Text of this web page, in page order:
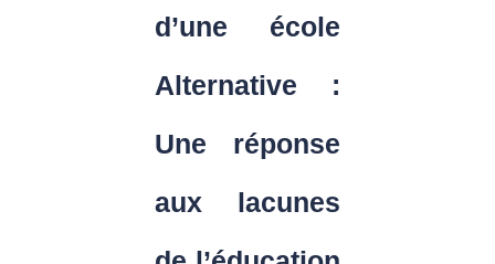
d’une école
Alternative :
Une réponse
aux lacunes